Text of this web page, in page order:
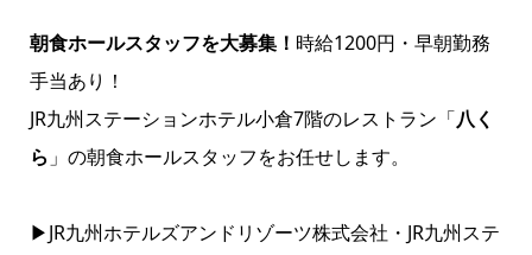
朝食ホールスタッフを大募集！ 時給1200円・早朝勤務
手当あり！
JR九州ステーションホテル小倉7階のレストラン「八く
ら 」の朝食ホールスタッフをお任せします。
▶JR九州ホテルズアンドリゾーツ株式会社・JR九州ステ